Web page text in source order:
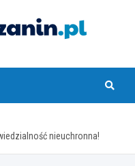
nieuchronna!